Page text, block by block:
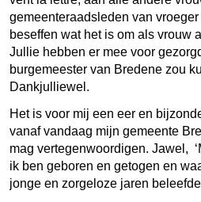
gemeenteraadsleden van
beseffen wat het is om als vrouw
Jullie hebben er mee voor
burgemeester van Bredene zou
Dankjulliewel.
Het is voor mij een eer en
vanaf vandaag mijn gemeente
mag vertegenwoordigen. Jawel,
ik ben geboren en getogen en
jonge en zorgeloze jaren